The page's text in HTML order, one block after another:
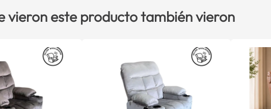
vieron este producto también vieron